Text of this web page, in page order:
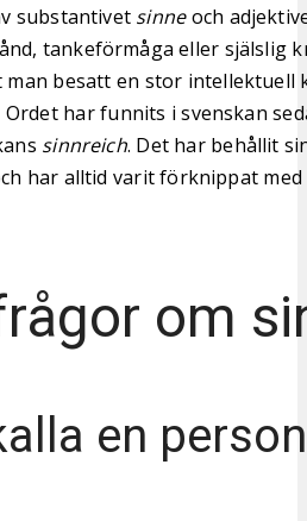
substantivet sinneoch
tankeförmåga eller själslig
man besatt en stor intellektuell
har funnits i svenskan
sinnreich. Det har behållit
har alltid varit förknippat
om
en